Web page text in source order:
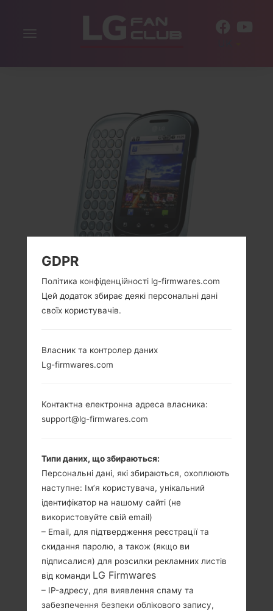
Включити
LG C550 (LGC550) З
CHAT
співвідношення
екрану до тіла)
320 x 480 пікселів
3:2 ratio (~206
щільність пікселів
на дюйм)
512MB
GDPR
Політика конфіденційності lg-firmwares.com
Цей додаток збирає деякі персональні дані
своїх користувачів.
Власник та контролер даних
Lg-firmwares.com
Контактна електронна адреса власника:
support@lg-firmwares.com
Типи даних, що збираються:
Персональні дані, які збираються, охоплюють
наступне: Ім’я користувача, унікальний
ідентифікатор на нашому сайті (не
використовуйте свій email)
– Email, для підтвердження реєстрації та
скидання паролю, а також (якщо ви
підписалися) для розсилки рекламних листів
від команди LG Firmwares
– IP-адресу, для виявлення спаму та
забезпечення безпеки облікового запису,